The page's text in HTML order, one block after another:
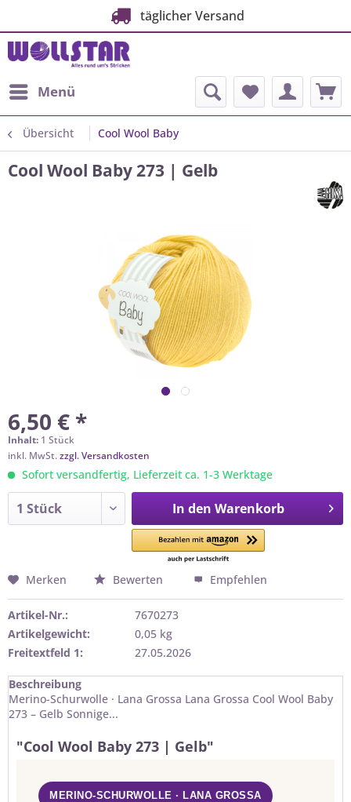
täglicher Versand
Menü
Übersicht Cool Wool Baby
Cool Wool Baby 273 | Gelb
6,50 € *
Inhalt: 1 Stück
inkl. MwSt.zzgl. Versandkosten
Sofort versandfertig, Lieferzeit ca. 1-3 Werktage
In den Warenkorb
Merken Bewerten Empfehlen
Artikel-Nr.:
7670273
Artikelgewicht:
0,05 kg
Freitextfeld 1:
27.05.2026
Beschreibung
Merino-Schurwolle · Lana Grossa Lana Grossa Cool Wool Baby
273 – Gelb Sonnige...
"Cool Wool Baby 273 | Gelb"
MERINO-SCHURWOLLE · LANA GROSSA